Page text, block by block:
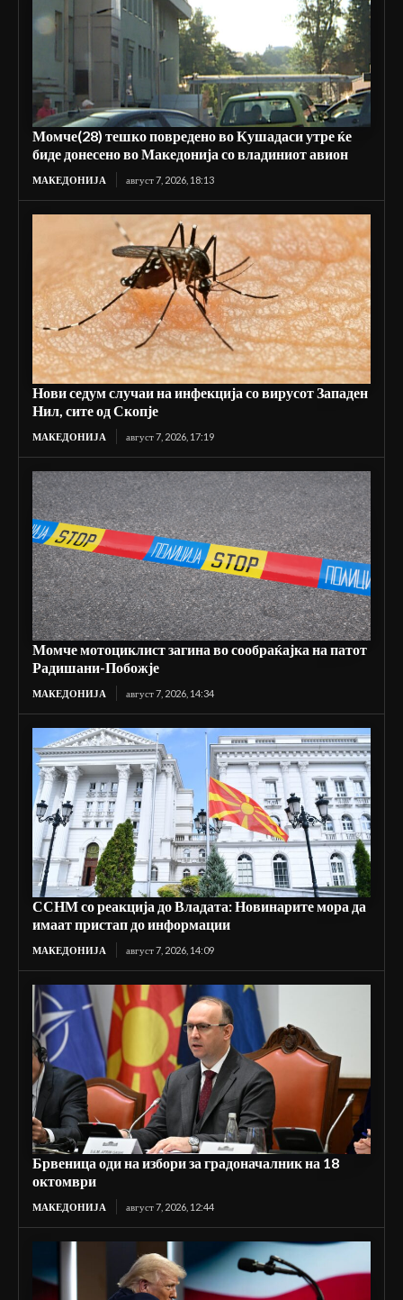
Момче(28) тешко повредено во Кушадаси утре ќе
биде донесено во Македонија со владиниот авион
МАКЕДОНИЈА август 7, 2026, 18:13
Нови седум случаи на инфекција со вирусот Западен
Нил, сите од Скопје
МАКЕДОНИЈА август 7, 2026, 17:19
Момче мотоциклист загина во сообраќајка на патот
Радишани-Побожје
МАКЕДОНИЈА август 7, 2026, 14:34
ССНМ со реакција до Владата: Новинарите мора да
имаат пристап до информации
МАКЕДОНИЈА август 7, 2026, 14:09
Брвеница оди на избори за градоначалник на 18
октомври
МАКЕДОНИЈА август 7, 2026, 12:44